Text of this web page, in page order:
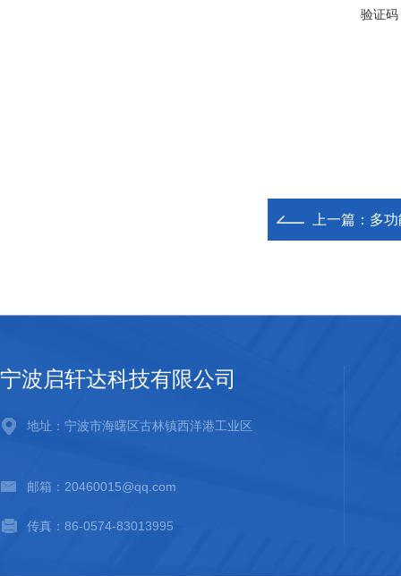
验证码
上一篇： 多
宁波启轩达科技有限公司
地址：宁波市海曙区古林镇西洋港工业区
邮箱：20460015@qq.com
传真：86-0574-83013995